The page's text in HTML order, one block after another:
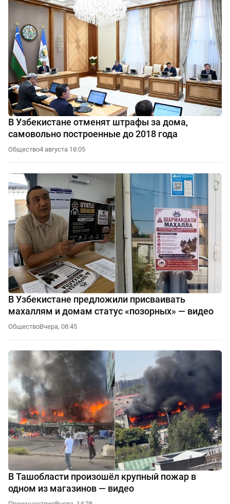
В Узбекистане отменят штрафы за дома,
самовольно построенные до 2018 года
Общество4 августа 18:05
В Узбекистане предложили присваивать
махаллям и домам статус «позорных» — видео
ОбществоВчера, 08:45
В Ташобласти произошёл крупный пожар в
одном из магазинов — видео